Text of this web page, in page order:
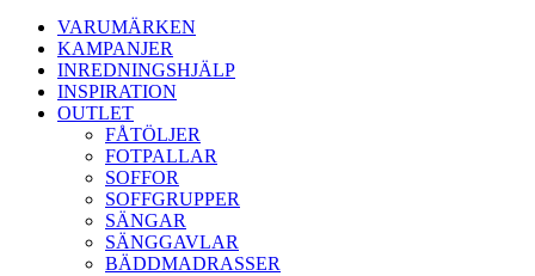
VARUMÄRKEN
KAMPANJER
INREDNINGSHJÄLP
INSPIRATION
OUTLET
FÅTÖLJER
FOTPALLAR
SOFFOR
SOFFGRUPPER
SÄNGAR
SÄNGGAVLAR
BÄDDMADRASSER